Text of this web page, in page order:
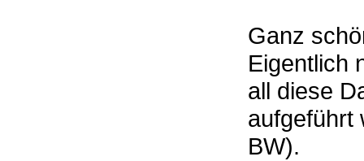
Ganz
Eigentlich
all diese
aufgeführt
BW).